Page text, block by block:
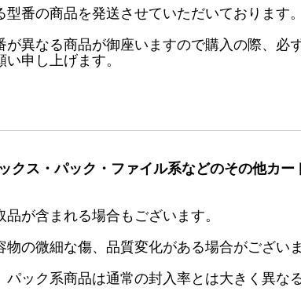
番の商品を発送させていただいております。
が異なる商品が御座いますので購入の際、必
申し上げます。
クス・パック・ファイル系などのその他カー
が含まれる場合もございます。
の微細な傷、品質変化がある場合がございま
ック系商品は通常の封入率とは大きく異な